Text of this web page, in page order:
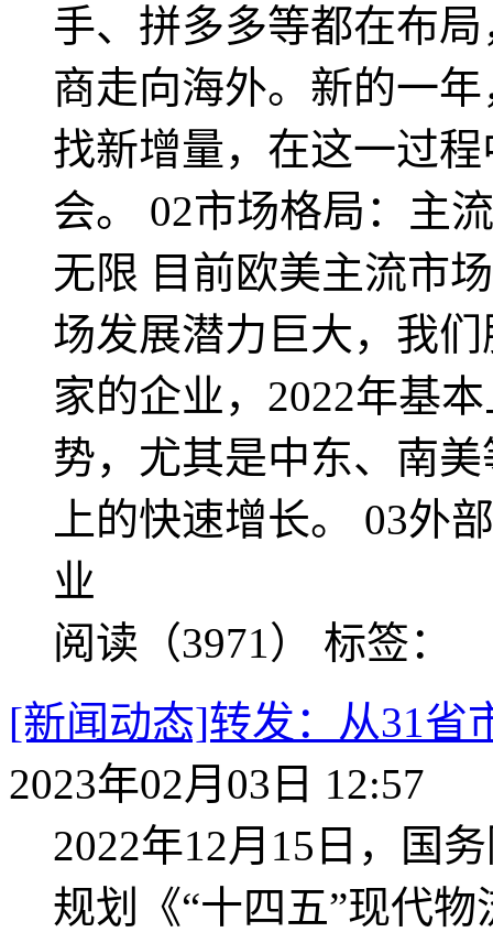
手、拼多多等都在布
商走向海外。新的一
找新增量，在这一过
会。 02市场格局：主
无限 目前欧美主流市
场发展潜力巨大，我
家的企业，2022年基
势，尤其是中东、南
上的快速增长。 03外
业
阅读（3971） 标签：
[新闻动态]转发：从31省
2023年02月03日 12:57
2022年12月15日，国
规划《“十四五”现代